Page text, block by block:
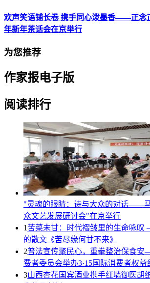
欢声笑语铺长卷 携手同心泼墨香——正念
年新年茶话会在京举行
为您推荐
作家报电子版
阅读排行
"灵魂的眼睛：诗与大众的对话——
众文艺发展研讨会"在京举行
1 苦菜未甘：时代褶皱里的生命咏
的散文《苦尽缘何甘不来》
2普法宣传聚民心，重拳整治保食
费者委员会举办3·15国际消费者权
3山西杏花国宾酒业携手红墙御医胡